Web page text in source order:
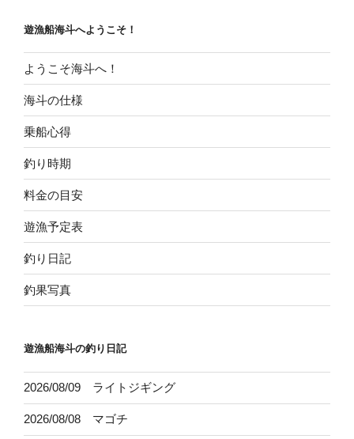
ン
遊漁船海斗へようこそ！
ようこそ海斗へ！
海斗の仕様
乗船心得
釣り時期
料金の目安
遊漁予定表
釣り日記
釣果写真
遊漁船海斗の釣り日記
2026/08/09 ライトジギング
2026/08/08 マゴチ